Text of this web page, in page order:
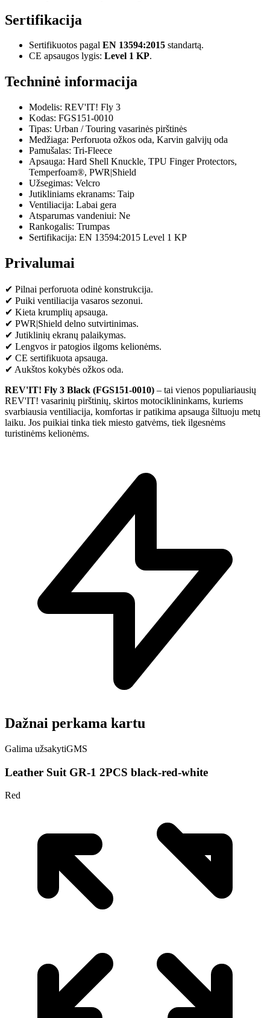
Sertifikacija
Sertifikuotos pagal EN 13594:2015 standartą.
CE apsaugos lygis: Level 1 KP.
Techninė informacija
Modelis: REV'IT! Fly 3
Kodas: FGS151-0010
Tipas: Urban / Touring vasarinės pirštinės
Medžiaga: Perforuota ožkos oda, Karvin galvijų oda
Pamušalas: Tri-Fleece
Apsauga: Hard Shell Knuckle, TPU Finger Protectors,
Temperfoam®, PWR|Shield
Užsegimas: Velcro
Jutikliniams ekranams: Taip
Ventiliacija: Labai gera
Atsparumas vandeniui: Ne
Rankogalis: Trumpas
Sertifikacija: EN 13594:2015 Level 1 KP
Privalumai
✔ Pilnai perforuota odinė konstrukcija.
✔ Puiki ventiliacija vasaros sezonui.
✔ Kieta krumplių apsauga.
✔ PWR|Shield delno sutvirtinimas.
✔ Jutiklinių ekranų palaikymas.
✔ Lengvos ir patogios ilgoms kelionėms.
✔ CE sertifikuota apsauga.
✔ Aukštos kokybės ožkos oda.
REV'IT! Fly 3 Black (FGS151-0010) – tai vienos populiariausių
REV'IT! vasarinių pirštinių, skirtos motociklininkams, kuriems
svarbiausia ventiliacija, komfortas ir patikima apsauga šiltuoju metų
laiku. Jos puikiai tinka tiek miesto gatvėms, tiek ilgesnėms
turistinėms kelionėms.
Dažnai perkama kartu
Galima užsakytiGMS
Leather Suit GR-1 2PCS black-red-white
Red